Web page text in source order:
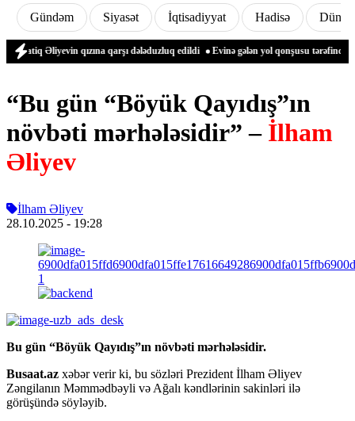
Gündəm Siyasət İqtisadiyyat Hadisə Dünya
Əliyevin qızına qarşı dələduzluq edildi Evinə gələn yol qonşusu tərəfindən zəbt
“Bu gün “Böyük Qayıdış”ın
növbəti mərhələsidir” – İlham
Əliyev
İlham Əliyev
28.10.2025 - 19:28
Bu gün “Böyük Qayıdış”ın növbəti mərhələsidir.
Busaat.az xəbər verir ki, bu sözləri Prezident İlham Əliyev
Zəngilanın Məmmədbəyli və Ağalı kəndlərinin sakinləri ilə
görüşündə söyləyib.